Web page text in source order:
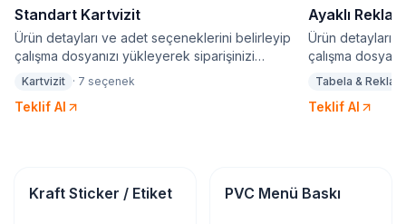
Standart Kartvizit
Ürün detayları ve adet seçeneklerini belirleyip
çalışma dosyanızı yükleyerek siparişinizi
oluşturabilirsiniz. Baskılı ürünlerde seçtiğiniz adet
seçeneği için sadece bir adet tasarım yapılabilir.
Kartvizit · 7 seçenek
Teklif Al
Ayaklı
Ürün detayları
çalışma
Tabela & Reklam
Teklif Al
Sticker & Etiket
Kraft Sticker / Etiket Kırtasiye & Matbu
PVC Menü Baskı